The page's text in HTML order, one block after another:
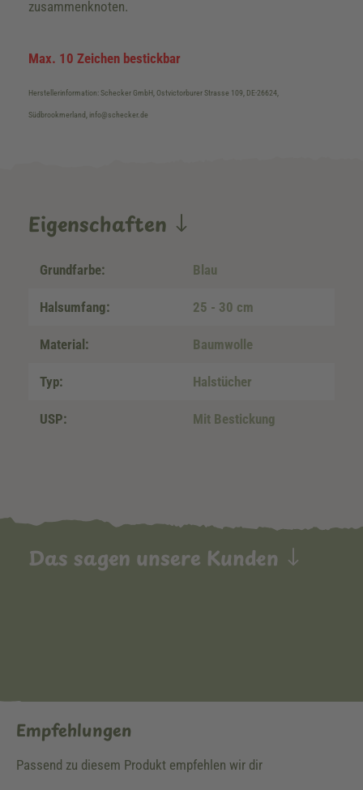
zusammenknoten.
Max. 10 Zeichen bestickbar
Herstellerinformation: Schecker GmbH, Ostvictorburer Strasse 109, DE-26624,
Südbrookmerland, info@schecker.de
Eigenschaften
Grundfarbe: Blau
Halsumfang: 25 - 30 cm
Material: Baumwolle
Typ: Halstücher
USP: Mit Bestickung
Das sagen unsere Kunden
Empfehlungen
Passend zu diesem Produkt empfehlen wir dir